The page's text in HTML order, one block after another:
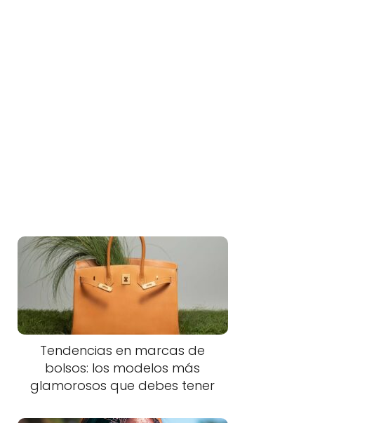
Tendencias en marcas de
bolsos: los modelos más
glamorosos que debes tener